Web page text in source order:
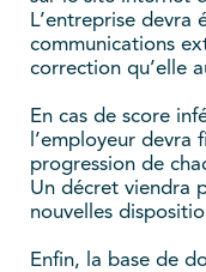
L’entreprise devra
communications
correction qu’elle
En cas de score
l’employeur
progression de
Un décret viendra
nouvelles
Enfin, la base de